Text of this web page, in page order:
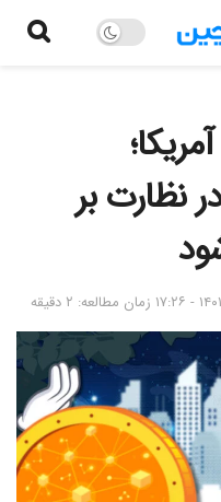
نظارت بر
زمان مطالعه: ۲ دقیقه